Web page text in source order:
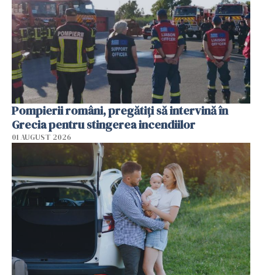
Pompierii români, pregătiţi să intervină în
Grecia pentru stingerea incendiilor
01 AUGUST 2026